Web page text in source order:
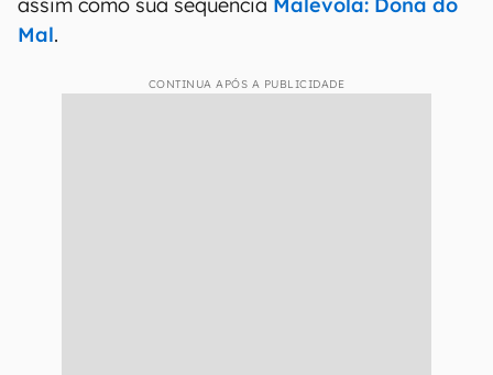
Mal.
CONTINUA APÓS A PUBLICIDADE